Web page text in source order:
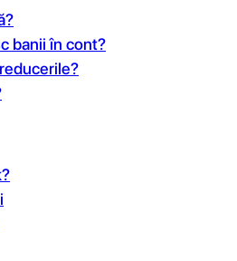
banii în cont?